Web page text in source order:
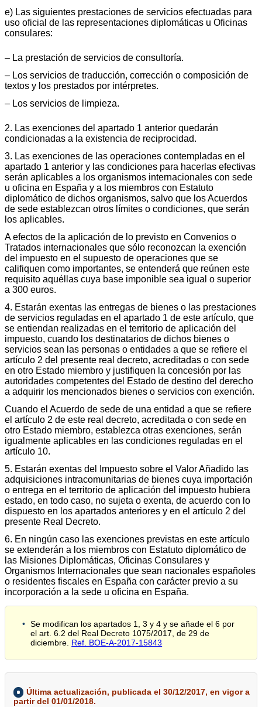
e) Las siguientes prestaciones de servicios efectuadas para
uso oficial de las representaciones diplomáticas u Oficinas
consulares:
– La prestación de servicios de consultoría.
– Los servicios de traducción, corrección o composición de
textos y los prestados por intérpretes.
– Los servicios de limpieza.
2. Las exenciones del apartado 1 anterior quedarán
condicionadas a la existencia de reciprocidad.
3. Las exenciones de las operaciones contempladas en el
apartado 1 anterior y las condiciones para hacerlas efectivas
serán aplicables a los organismos internacionales con sede
u oficina en España y a los miembros con Estatuto
diplomático de dichos organismos, salvo que los Acuerdos
de sede establezcan otros límites o condiciones, que serán
los aplicables.
A efectos de la aplicación de lo previsto en Convenios o
Tratados internacionales que sólo reconozcan la exención
del impuesto en el supuesto de operaciones que se
califiquen como importantes, se entenderá que reúnen este
requisito aquéllas cuya base imponible sea igual o superior
a 300 euros.
4. Estarán exentas las entregas de bienes o las prestaciones
de servicios reguladas en el apartado 1 de este artículo, que
se entiendan realizadas en el territorio de aplicación del
impuesto, cuando los destinatarios de dichos bienes o
servicios sean las personas o entidades a que se refiere el
artículo 2 del presente real decreto, acreditadas o con sede
en otro Estado miembro y justifiquen la concesión por las
autoridades competentes del Estado de destino del derecho
a adquirir los mencionados bienes o servicios con exención.
Cuando el Acuerdo de sede de una entidad a que se refiere
el artículo 2 de este real decreto, acreditada o con sede en
otro Estado miembro, establezca otras exenciones, serán
igualmente aplicables en las condiciones reguladas en el
artículo 10.
5. Estarán exentas del Impuesto sobre el Valor Añadido las
adquisiciones intracomunitarias de bienes cuya importación
o entrega en el territorio de aplicación del impuesto hubiera
estado, en todo caso, no sujeta o exenta, de acuerdo con lo
dispuesto en los apartados anteriores y en el artículo 2 del
presente Real Decreto.
6. En ningún caso las exenciones previstas en este artículo
se extenderán a los miembros con Estatuto diplomático de
las Misiones Diplomáticas, Oficinas Consulares y
Organismos Internacionales que sean nacionales españoles
o residentes fiscales en España con carácter previo a su
incorporación a la sede u oficina en España.
Se modifican los apartados 1, 3 y 4 y se añade el 6 por
el art. 6.2 del Real Decreto 1075/2017, de 29 de
diciembre. Ref. BOE-A-2017-15843
Última actualización, publicada el 30/12/2017, en vigor a
partir del 01/01/2018.